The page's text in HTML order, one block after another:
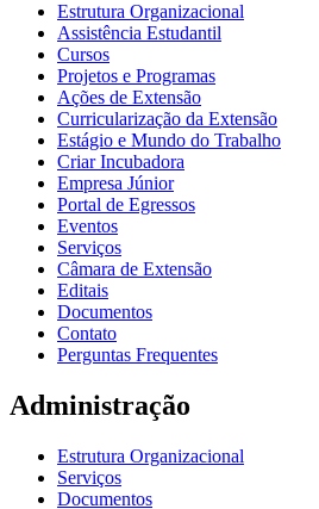
Estrutura Organizacional
Assistência Estudantil
Cursos
Projetos e Programas
Ações de Extensão
Curricularização da Extensão
Estágio e Mundo do Trabalho
Criar Incubadora
Empresa Júnior
Portal de Egressos
Eventos
Serviços
Câmara de Extensão
Editais
Documentos
Contato
Perguntas Frequentes
Administração
Estrutura Organizacional
Serviços
Documentos